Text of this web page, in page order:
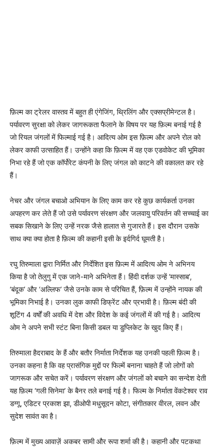
फ़िल्म का ट्रेलर वास्तव में बहुत ही एंगेजिंग, थ्रिलिंग और एक्सप्रीमेन्टल है।
पर्यावरण सुरक्षा को लेकर जागरूकता फैलाने के विषय पर यह फ़िल्म बनाई गई है
जो रियल जंगलों में फिल्माई गई है। आदित्य ओम इस फ़िल्म और अपने रोल को
लेकर काफी उत्साहित हैं। उन्होंने कहा कि फ़िल्म में वह एक एडवोकेट की भूमिका
निभा रहे हैं जो एक कॉर्पोरेट कंपनी के लिए जंगल को काटने की वकालत कर रहे
हैं।
नेचर और जंगल बचाओ अभियान के लिए काम कर रहे कुछ कार्यकर्ता उनका
अपहरण कर लेते हैं जो उसे पर्यावरण संरक्षण और जलवायु परिवर्तन की सच्चाई का
सबक सिखाने के लिए उन्हें नरक जैसे हालात से गुजारते हैं। इस दौरान उसके
साथ क्या क्या होता है फ़िल्म की कहानी इसी के इर्दगिर्द घूमती है।
रघु तिरुमाला द्वारा निर्मित और निर्देशित इस फ़िल्म में आदित्य ओम ने अभिनय
किया है जो तेलुगु में एक जाने-माने अभिनेता हैं। हिंदी दर्शक उन्हें ‘मास्साब’,
‘बंदूक’ और ‘अल्लिफ’ जैसे उनके काम से परिचित हैं, फ़िल्म में उन्होंने नायक की
भूमिका निभाई है। उनका लुक काफी डिफ्रेंट और प्रभावी है। फ़िल्म बंदी की
शूटिंग 4 वर्षों की अवधि में देश और विदेश के कई जंगलों में की गई है। आदित्य
ओम ने अपने सभी स्टंट बिना किसी डबल या डुप्लिकेट के खुद किए हैं।
तिरुमाला हैदराबाद के हैं और बतौर निर्माता निर्देशक यह उनकी पहली फ़िल्म है।
उनका कहना है कि वह प्रासंगिक मुद्दों पर फिल्में बनाना चाहते हैं जो लोगों को
जागरूक और सचेत करें। पर्यावरण संरक्षण और जंगलों को बचाने का सन्देश देती
यह फ़िल्म ‘गली सिनेमा’ के बैनर तले बनाई गई है। फिल्म के निर्माता वेंकटेश्वर राव
डग्गू, एडिटर प्रकाश झा, डीओपी मधुसूदन कोटा, संगीतकार वीरल, लवन और
सुदेश सावंत का है।
फ़िल्म में मुख्य आवाज़ें अकबर सामी और रूपा शर्मा की है। कहानी और पटकथा